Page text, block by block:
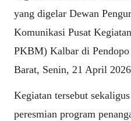
yang digelar Dewan
Komunikasi Pusat
PKBM) Kalbar di
Barat, Senin, 21 April
Kegiatan tersebut
peresmian program